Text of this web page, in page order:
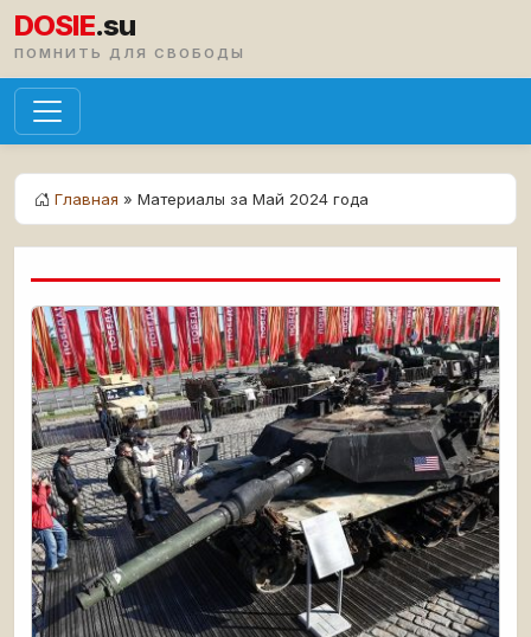
DOSIE.su
ПОМНИТЬ ДЛЯ СВОБОДЫ
Главная » Материалы за Май 2024 года